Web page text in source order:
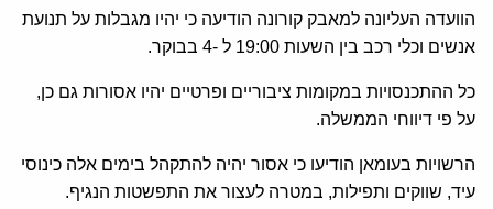
הוועדה העליונה למאבק קורונה הודיעה כי יהיו מגבלות על תנועת
אנשים וכלי רכב בין השעות 19:00 ל -4 בבוקר.
כל ההתכנסויות במקומות ציבוריים ופרטיים יהיו אסורות גם כן,
על פי דיווחי הממשלה.
הרשויות בעומאן הודיעו כי אסור יהיה להתקהל בימים אלה כינוסי
עיד, שווקים ותפילות, במטרה לעצור את התפשטות הנגיף.